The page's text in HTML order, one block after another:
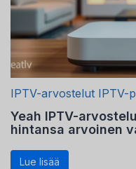
IPTV-arvostelut IPTV-
Yeah IPTV-
hintansa arvoinen
Lue lisää